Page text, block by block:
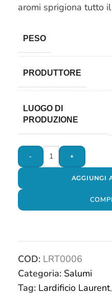
aromi sprigiona tutto
PESO
PRODUTTORE
LUOGO DI
PRODUZIONE
- +
AGGIUNGI
COD: LRT0006
Categoria: Salumi
Tag: Lardificio Laurent,